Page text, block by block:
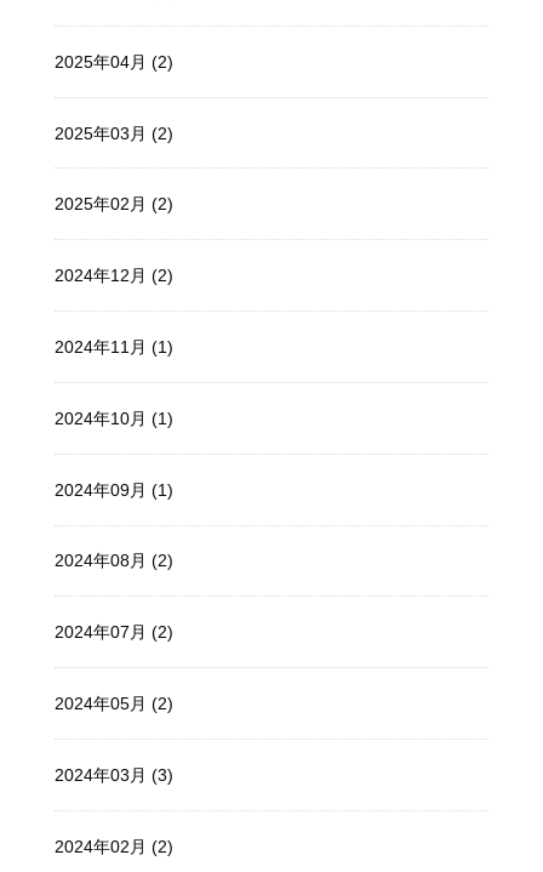
2025年04月 (2)
2025年03月 (2)
2025年02月 (2)
2024年12月 (2)
2024年11月 (1)
2024年10月 (1)
2024年09月 (1)
2024年08月 (2)
2024年07月 (2)
2024年05月 (2)
2024年03月 (3)
2024年02月 (2)